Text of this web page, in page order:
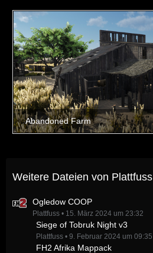
Weitere Dateien von Plattfuss
Ogledow COOP
Plattfuss 15. März 2024 um 23:32
Siege of Tobruk Night v3
Plattfuss 9. Februar 2024 um 09:35
FH2 Afrika Mappack